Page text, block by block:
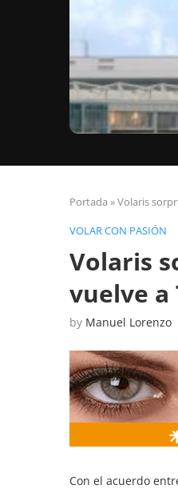
Portada »Volaris
VOLAR CON PASIÓN
Volaris
vuelve a
by Manuel Lorenzo
Con el acuerdo